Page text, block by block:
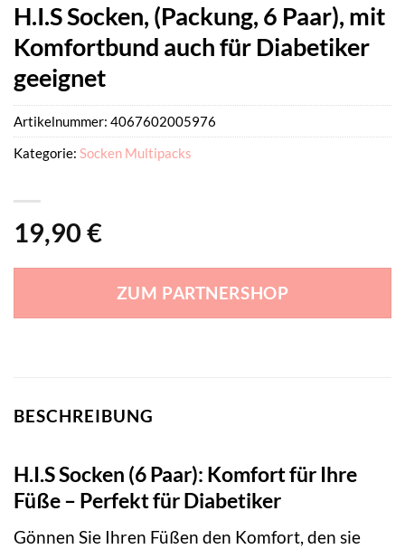
H.I.S Socken, (Packung, 6 Paar), mit
Komfortbund auch für Diabetiker
geeignet
19,90 €
ZUM PARTNERSHOP
Artikelnummer: 4067602005976
Kategorie: Socken Multipacks
BESCHREIBUNG
H.I.S Socken (6 Paar): Komfort für Ihre
Füße – Perfekt für Diabetiker
Gönnen Sie Ihren Füßen den Komfort, den sie